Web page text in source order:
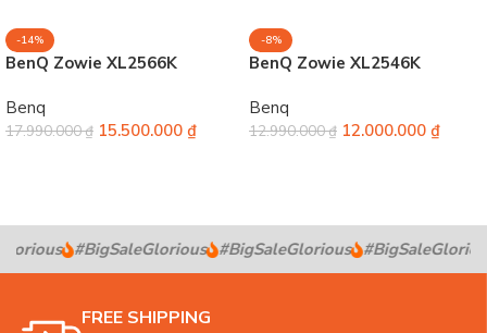
-14%
BenQ Zowie XL2566K
Benq
17.990.000₫ 15.500.000 ₫
-8%
BenQ Zowie XL2546K
Benq
12.990.000₫ 12.000.000 ₫
#BigSaleGlorious #BigSaleGlorious #BigSaleGlorious
FREE SHIPPING